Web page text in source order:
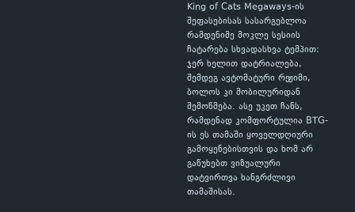
King of Cats Megaways-ის
შეფასებისას სასარგებლოა
რამდენიმე მოკლე სესიის
ჩატარება სხვადასხვა ტემპით:
ჯერ ხელით დატრიალება,
შემდეგ ავტომატური რეჟიმი,
ბოლოს კი მობილურიდან
შემოწმება. ასე უკეთ ჩანს,
რამდენად კომფორტულია BTG-
ის ეს თამაში ყოველდღიური
გამოყენებისთვის და ხომ არ
გაწუხებთ ვიზუალური
დატვირთვა ხანგრძლივი
თამაშისას.